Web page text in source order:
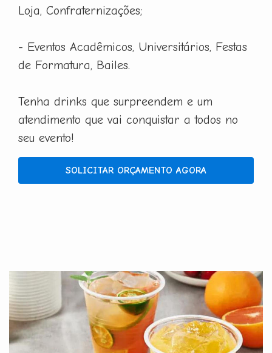
Loja, Confraternizações;
- Eventos Acadêmicos, Universitários, Festas
de Formatura, Bailes.
Tenha drinks que surpreendem e um
atendimento que vai conquistar a todos no
seu evento!
SOLICITAR ORÇAMENTO AGORA